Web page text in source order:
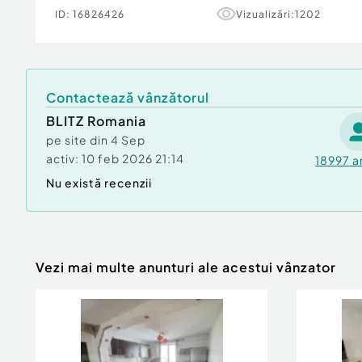
așteptăm să contactați Agenția Imobiliară
Cod ofertă / ID BLITZ: P160489
Id intern: P160489
Număr Băi:3
Canalizare
Gaz
Climă
ID: 16826426 Vizualizări:1202
Contactează vânzătorul
BLITZ Romania
pe site din 4 Sep
activ: 10 feb 2026 21:14 18997
Nu există recenzii
Vezi mai multe anunturi ale acestui vânzator